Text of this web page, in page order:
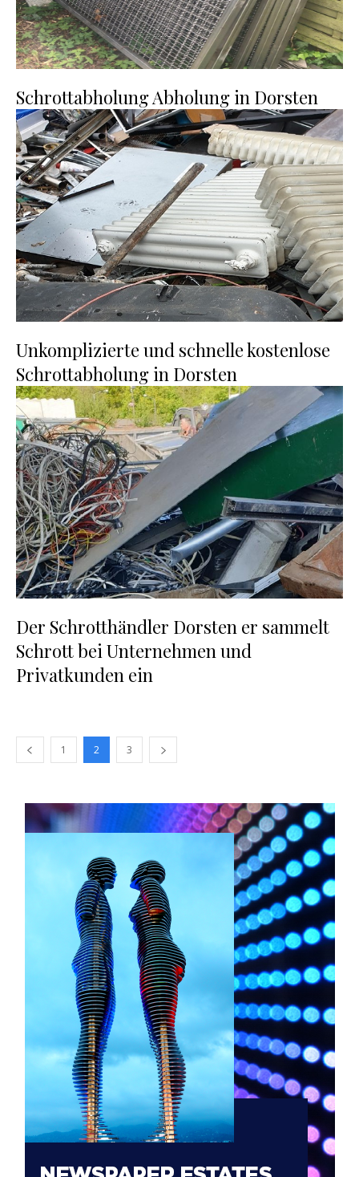
Schrottabholung Abholung in Dorsten
Unkomplizierte und schnelle kostenlose
Schrottabholung in Dorsten
Der Schrotthändler Dorsten er sammelt
Schrott bei Unternehmen und
Privatkunden ein
1 2 3